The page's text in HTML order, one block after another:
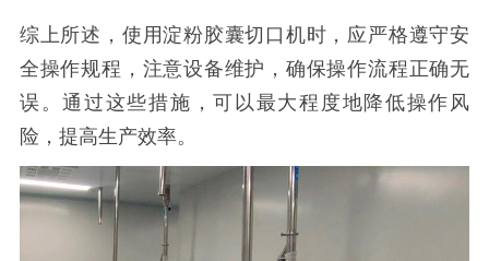
综上所述，使用淀粉胶囊切口机时，应严格遵守安
全操作规程，注意设备维护，确保操作流程正确无
误。通过这些措施，可以最大程度地降低操作风
险，提高生产效率。